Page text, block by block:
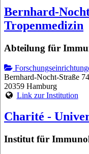
Bernhard-
Tropenmedizin
Abteilung für
Bernhard-Nocht-Straße 74
20359 Hamburg
Link zur Institution
Charité -
Institut für